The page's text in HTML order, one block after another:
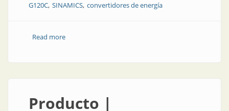
G120C SINAMICS convertidores de energía
Read moreabout Producto | Siemens pone a dieta sus
Producto |